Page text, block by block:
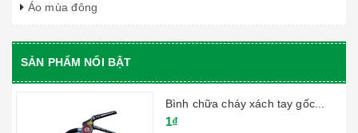
Áo mùa đông
SẢN PHẨM NỔI BẬT
Bình chữa cháy xách tay gốc...
1₫